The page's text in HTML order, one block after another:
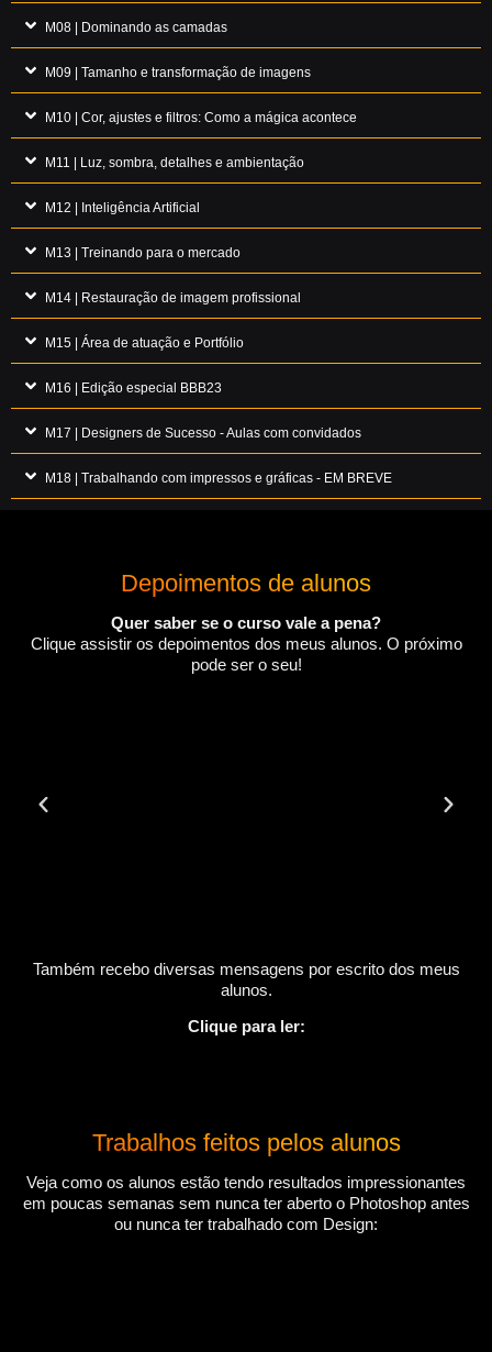
M08 | Dominando as camadas
M09 | Tamanho e transformação de imagens
M10 | Cor, ajustes e filtros: Como a mágica acontece
M11 | Luz, sombra, detalhes e ambientação
M12 | Inteligência Artificial
M13 | Treinando para o mercado
M14 | Restauração de imagem profissional
M15 | Área de atuação e Portfólio
M16 | Edição especial BBB23
M17 | Designers de Sucesso - Aulas com convidados
M18 | Trabalhando com impressos e gráficas - EM BREVE
Depoimentos de alunos
Quer saber se o curso vale a pena?
Clique assistir os depoimentos dos meus alunos. O próximo
pode ser o seu!
Também recebo diversas mensagens por escrito dos meus
alunos.
Clique para ler:
Trabalhos feitos pelos alunos
Veja como os alunos estão tendo resultados impressionantes
em poucas semanas sem nunca ter aberto o Photoshop antes
ou nunca ter trabalhado com Design: